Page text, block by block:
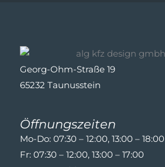
Georg-Ohm-Straße 19
65232 Taunusstein
Öffnungszeiten
Mo-Do: 07:30 – 12:00, 13:00 – 18:00
Fr: 07:30 – 12:00, 13:00 – 17:00